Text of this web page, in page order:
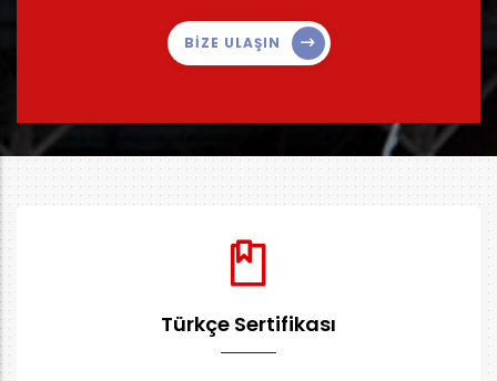
BİZE ULAŞIN
Türkçe Sertifikası